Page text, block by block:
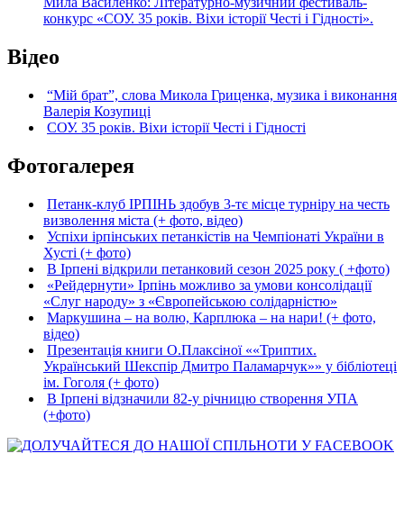
конкурс «СОУ. 35 років. Віхи історії Честі і Гідності».
Відео
“Мій брат”, слова Микола Гриценка, музика і виконання
Валерія Козупиці
СОУ. 35 років. Віхи історії Честі і Гідності
Фотогалерея
Петанк-клуб ІРПІНЬ здобув 3-тє місце турніру на честь
визволення міста (+ фото, відео)
Успіхи ірпінських петанкістів на Чемпіонаті України в
Хусті (+ фото)
В Ірпені відкрили петанковий сезон 2025 року ( +фото)
«Рейдернути» Ірпінь можливо за умови консолідації
«Слуг народу» з «Європейською солідарністю»
Маркушина – на волю, Карплюка – на нари! (+ фото,
відео)
Презентація книги О.Плаксіної ««Триптих.
Український Шекспір Дмитро Паламарчук»» у бібліотеці
ім. Гоголя (+ фото)
В Ірпені відзначили 82-у річницю створення УПА
(+фото)